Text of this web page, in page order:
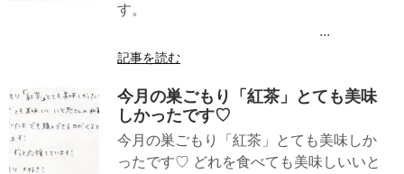
す。
...
記事を読む
今月の巣ごもり「紅茶」とても美味
しかったです♡
今月の巣ごもり「紅茶」とても美味しか
ったです♡ どれを食べても美味しいいと